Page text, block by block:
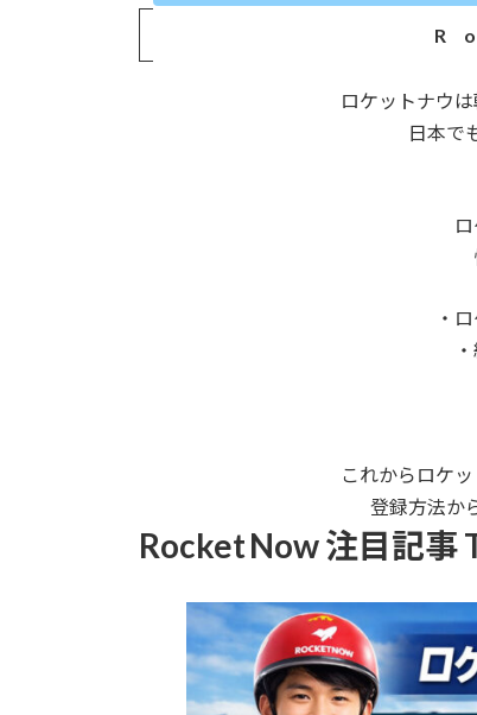
ロケットナウ
日本で
・
これからロケ
登録方法か
Rocket Now 注目記事